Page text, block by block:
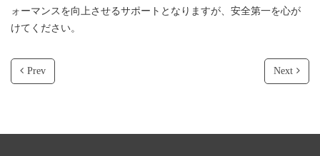
ォーマンスを向上させるサポートとなりますが、安全第一を心が
けてください。
Prev Next